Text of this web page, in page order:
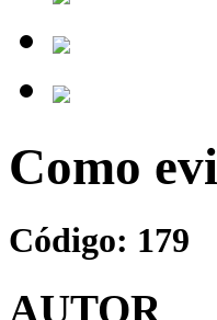
Como
Código: 179
AUTOR